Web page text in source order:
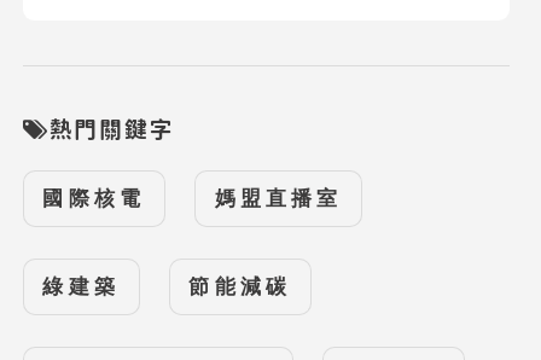
熱門關鍵字
國際核電 媽盟直播室
綠建築 節能減碳